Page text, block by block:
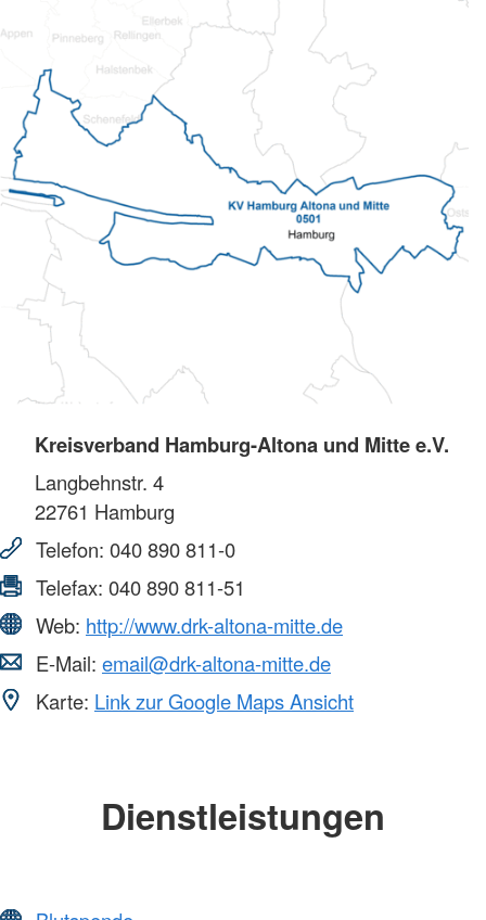
Kreisverband Hamburg-Altona und Mitte e.V.
Langbehnstr. 4
22761 Hamburg
Telefon: 040 890 811-0
Telefax: 040 890 811-51
Web: http://www.drk-altona-mitte.de
E-Mail: email@drk-altona-mitte.de
Karte: Link zur Google Maps Ansicht
Dienstleistungen